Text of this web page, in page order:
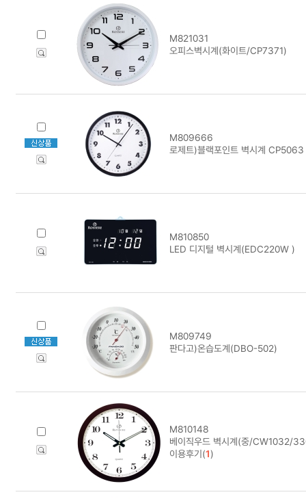
M821031
오피스벽시계(화이트/CP7371)
M809666
로제트)블랙포인트 벽시계 CP5063
M810850
LED 디지털 벽시계(EDC220W )
M809749
판다고)온습도계(DBO-502)
M810148
베이직우드 벽시계(중/CW1032/
이용후기(1)